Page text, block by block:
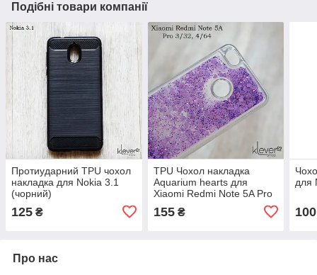
Подібні товари компанії
Протиударний TPU чохол
накладка для Nokia 3.1
(чорний)
125 ₴
TPU Чохол накладка
Aquarium hearts для
Xiaomi Redmi Note 5A Pro
155₴
для
100
Про нас